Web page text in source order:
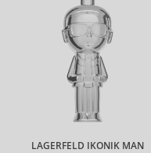
LAGERFELD IKONIK MAN